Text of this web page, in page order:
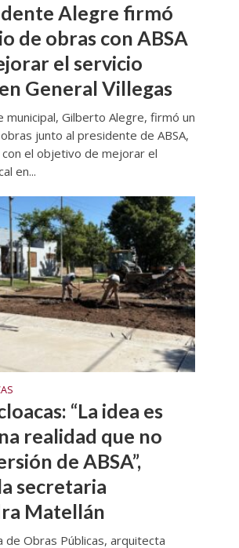
Alegre firmó
de obras con ABSA
el servicio
General Villegas
municipal, Gilberto Alegre, firmó un
junto al presidente de ABSA,
el objetivo de mejorar el
en...
“La idea es
realidad que no
de ABSA”,
secretaria
Matellán
de Obras Públicas, arquitecta